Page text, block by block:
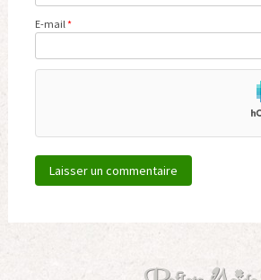
E-mail*